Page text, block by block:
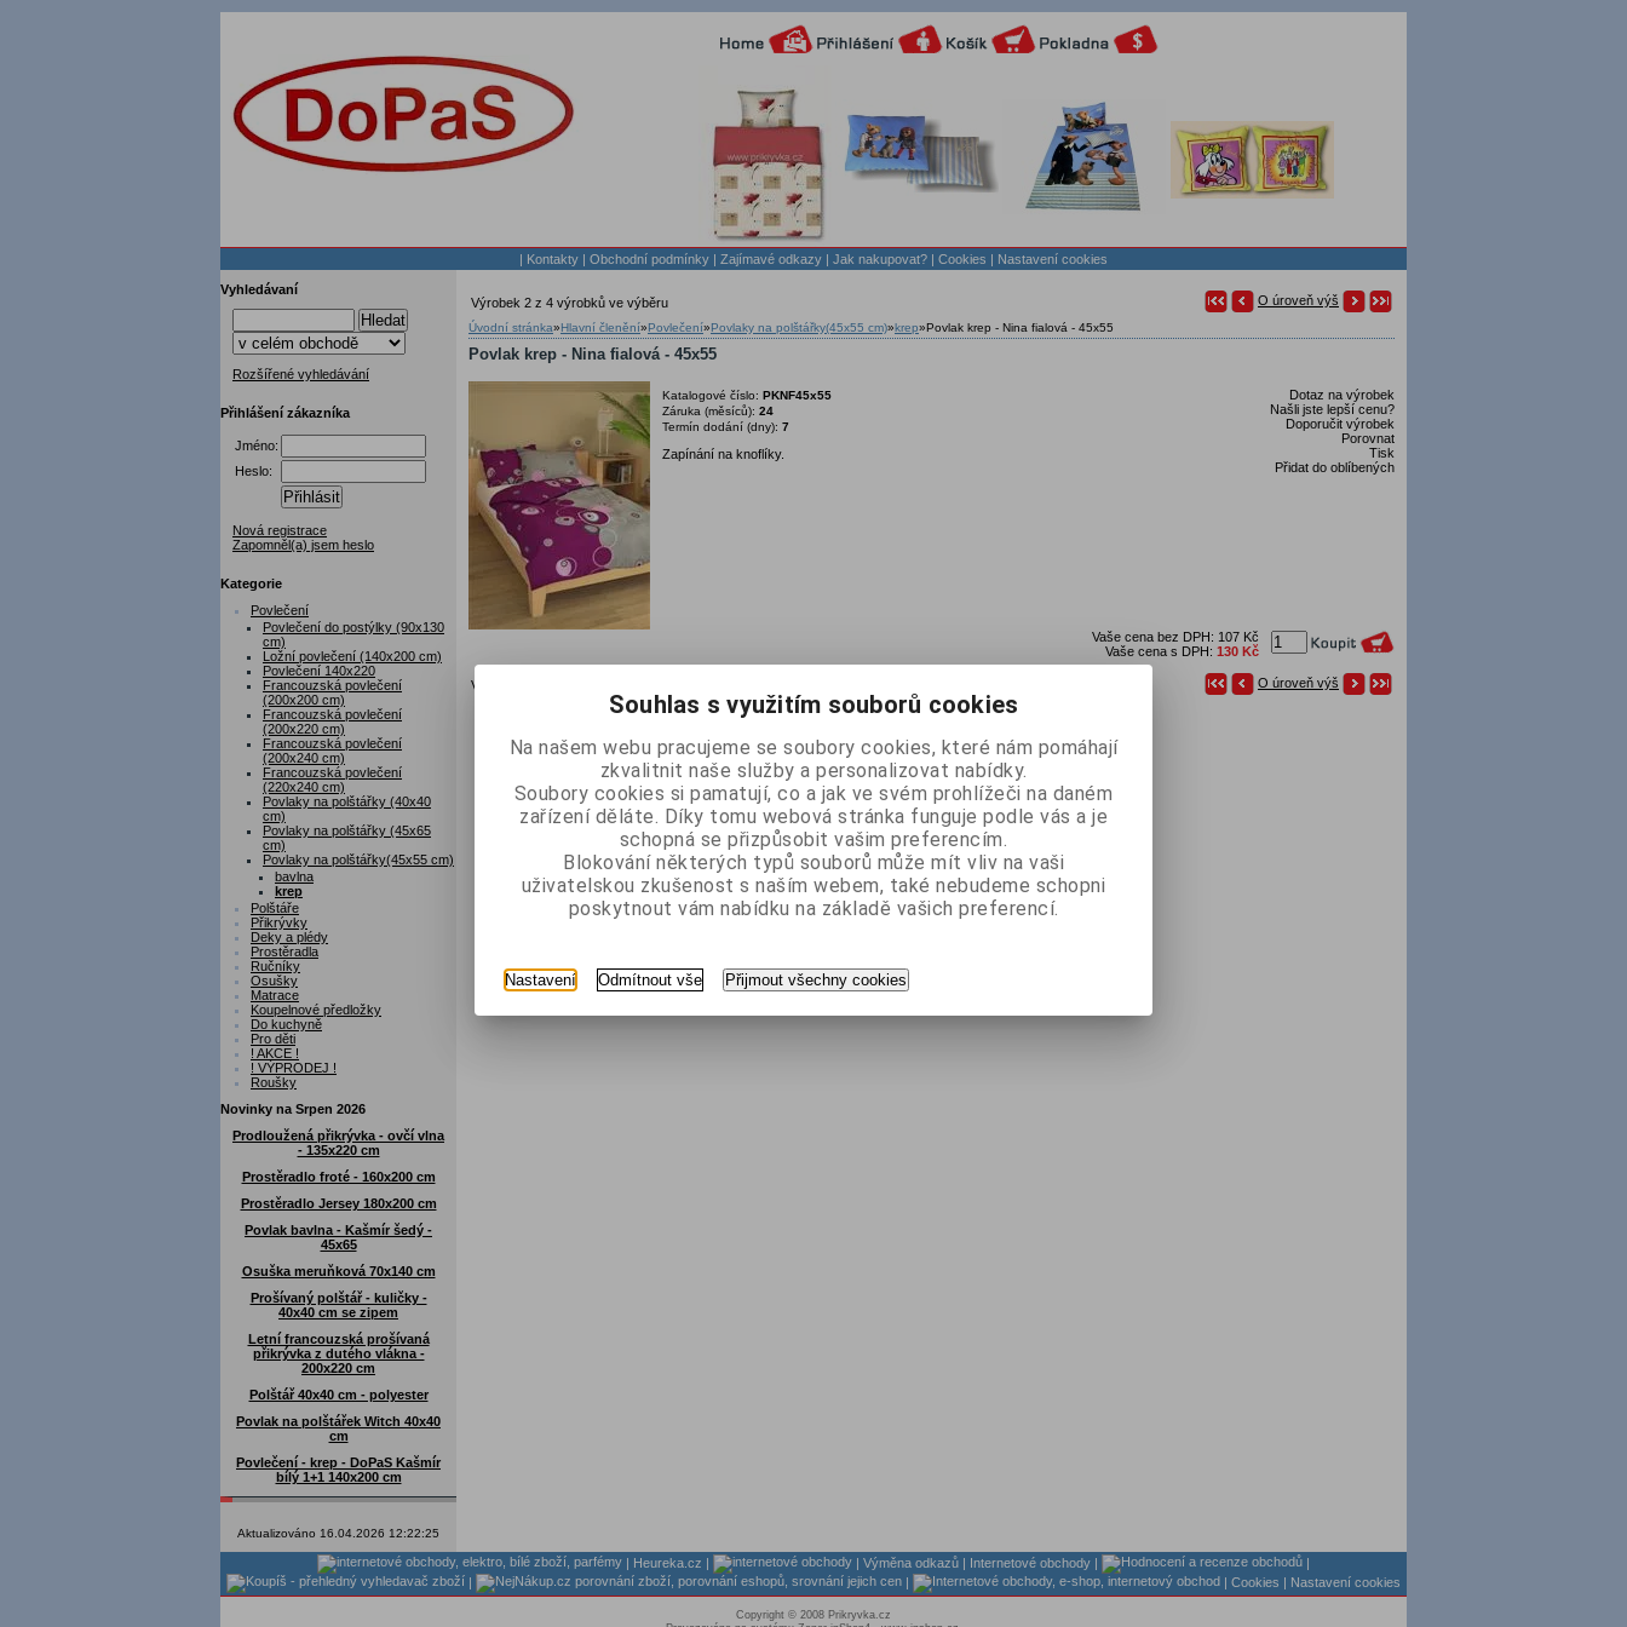
| Kontakty | Obchodní podmínky | Zajímavé odkazy | Jak nakupovat? | Cookies | Nastavení cookies
Vyhledávaní
Hledat
Rozšířené vyhledávání
Přihlášení zákazníka
Jméno:
Heslo:
Přihlásit
Nová registrace
Zapomněl(a) jsem heslo
Kategorie
Povlečení
Povlečení do postýlky (90x130
cm)
Ložní povlečení (140x200 cm)
Povlečení 140x220
Francouzská povlečení
(200x200 cm)
Francouzská povlečení
(200x220 cm)
Francouzská povlečení
(200x240 cm)
Francouzská povlečení
(220x240 cm)
Povlaky na polštářky (40x40
cm)
Povlaky na polštářky (45x65
cm)
Povlaky na polštářky(45x55 cm)
bavlna
krep
Polštáře
Přikrývky
Deky a plédy
Prostěradla
Ručníky
Osušky
Matrace
Koupelnové předložky
Do kuchyně
Pro děti
! AKCE !
! VÝPRODEJ !
Roušky
Novinky na Srpen 2026
Prodloužená přikrývka - ovčí vlna
- 135x220 cm
Prostěradlo froté - 160x200 cm
Prostěradlo Jersey 180x200 cm
Povlak bavlna - Kašmír šedý -
45x65
Osuška meruňková 70x140 cm
Prošívaný polštář - kuličky -
40x40 cm se zipem
Letní francouzská prošívaná
přikrývka z dutého vlákna -
200x220 cm
Polštář 40x40 cm - polyester
Povlak na polštářek Witch 40x40
cm
Povlečení - krep - DoPaS Kašmír
bílý 1+1 140x200 cm
Aktualizováno 16.04.2026 12:22:25
Výrobek 2 z 4 výrobků ve výběru O úroveň výš
Úvodní stránka»Hlavní členění»Povlečení»Povlaky na polštářky(45x55 cm)»krep»Povlak krep - Nina fialová - 45x55
Povlak krep - Nina fialová - 45x55
Dotaz na výrobek
Našli jste lepší cenu?
Doporučit výrobek
Porovnat
Tisk
Přidat do oblíbených
Katalogové číslo: PKNF45x55
Záruka (měsíců): 24
Termín dodání (dny): 7
Zapínání na knoflíky.
Vaše cena bez DPH: 107 Kč
Vaše cena s DPH: 130 Kč
Výrobek 2 z 4 výrobků ve výběru O úroveň výš
| Heureka.cz | | Výměna odkazů | Internetové obchody |
|
|
| | Cookies | Nastavení cookies
Copyright © 2008 Prikryvka.cz
Souhlas s využitím souborů cookies
Na našem webu pracujeme se soubory cookies, které nám pomáhají
zkvalitnit naše služby a personalizovat nabídky.
Soubory cookies si pamatují, co a jak ve svém prohlížeči na daném
zařízení děláte. Díky tomu webová stránka funguje podle vás a je
schopná se přizpůsobit vašim preferencím.
Blokování některých typů souborů může mít vliv na vaši
uživatelskou zkušenost s naším webem, také nebudeme schopni
poskytnout vám nabídku na základě vašich preferencí.
Nastavení Odmítnout vše Přijmout všechny cookies